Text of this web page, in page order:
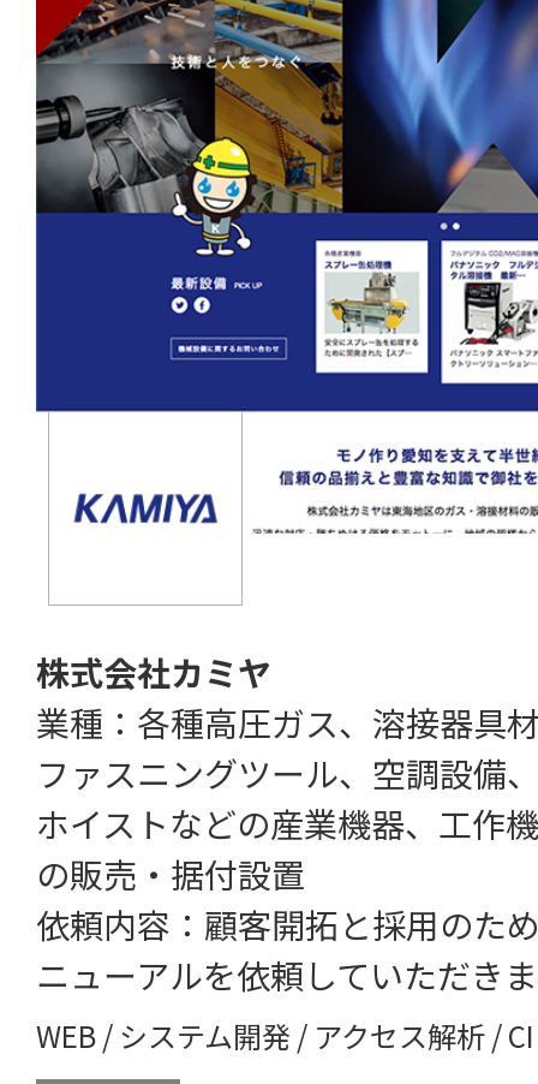
株式会社カミヤ
業種：各種高圧ガス、溶接器具
ファスニングツール、空調設備
ホイストなどの産業機器、工作
の販売・据付設置
依頼内容：顧客開拓と採用のた
ニューアルを依頼していただき
WEB / システム開発 / アクセス解析 /